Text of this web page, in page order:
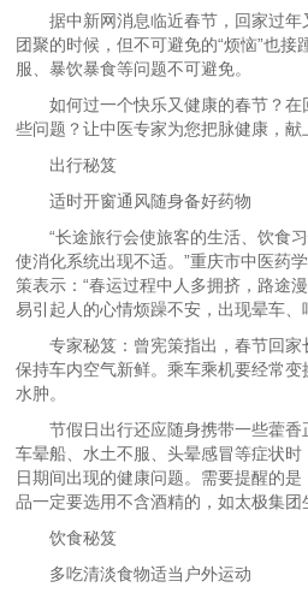
据中新网消息临近春节，回家过年
团聚的时候，但不可避免的“烦恼”也接
服、暴饮暴食等问题不可避免。
如何过一个快乐又健康的春节？在
些问题？让中医专家为您把脉健康，献
出行秘笈
适时开窗通风随身备好药物
“长途旅行会使旅客的生活、饮食习
使消化系统出现不适。”重庆市中医药
策表示：“春运过程中人多拥挤，路途
易引起人的心情烦躁不安，出现晕车、
专家秘笈：曾宪策指出，春节回家
保持车内空气新鲜。乘车乘机要经常
水肿。
节假日出行还应随身携带一些藿香
车晕船、水土不服、头晕感冒等症状
日期间出现的健康问题。需要提醒的
品一定要选用不含酒精的，如太极集团
饮食秘笈
多吃清淡食物适当户外运动